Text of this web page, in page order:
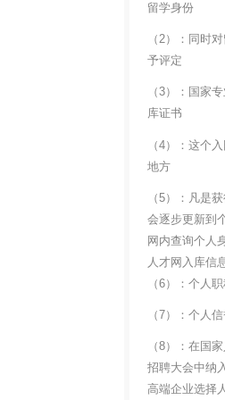
留学身份
（2）：同时
予评定
（3）：国家
库证书
（4）：这个
地方
（5）：凡是
会逐步更新到
网内查询个人
人才网入库信息
（6）：个人
（7）：个人
（8）：在国
招聘大会中纳
高端企业选择